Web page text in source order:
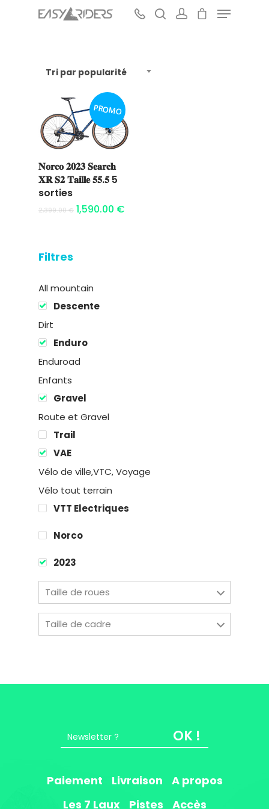
Hit enter to search or ESC to close
Tri par popularité
Filtres
All mountain
Descente
Dirt
Enduro
Enduroad
Enfants
Gravel
Route et Gravel
Trail
VAE
Vélo de ville,VTC, Voyage
Vélo tout terrain
VTT Electriques
Norco
2023
Taille de roues
Taille de cadre
PROMO
Ajouter au
panier
𝐍𝐨𝐫𝐜𝐨 𝟐𝟎𝟐𝟑 𝐒𝐞𝐚𝐫𝐜𝐡
𝐗𝐑 𝐒𝟐 𝐓𝐚𝐢𝐥𝐥𝐞 𝟓𝟓.𝟓 5
sorties
2,399.00€ 1,590.00 €
OK !
Paiement Livraison
A propos
Les 7 Laux
Pistes Accès
38190 Prapoutel